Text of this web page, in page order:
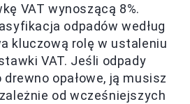
VAT wynoszącą 8%.
odpadów według
kluczową rolę w ustaleniu
VAT. Jeśli odpady
opałowe, ją musisz
od wcześniejszych